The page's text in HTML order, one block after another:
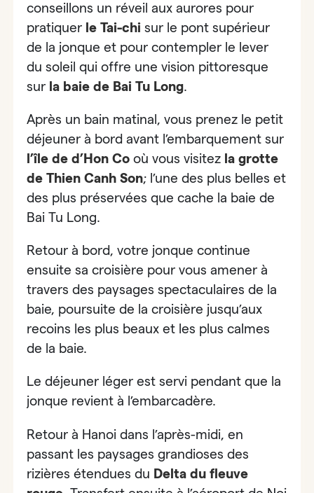
conseillons un réveil aux aurores pour
pratiquer le Tai-chi sur le pont supérieur
de la jonque et pourcontempler le lever
du soleilqui offre une vision pittoresque
sur la baie de Bai Tu Long.
Après un bain matinal, vous prenez le petit
déjeuner à bord avant l’embarquement sur
l’île de d’Hon Co où vous visitez la grotte
de Thien Canh Son; l’une des plus belles et
des plus préservées que cache la baie de
Bai Tu Long.
Retour à bord, votre jonque continue
ensuite sa croisière pour vous amener à
travers des paysages spectaculaires de la
baie, poursuite de la croisière jusqu’aux
recoins les plus beaux et les plus calmes
de la baie.
Le déjeuner léger est servi pendant que la
jonque revient à l’embarcadère.
Retour à Hanoi dans l’après-midi, en
passant les paysages grandioses des
rizières étendues du Delta du fleuve